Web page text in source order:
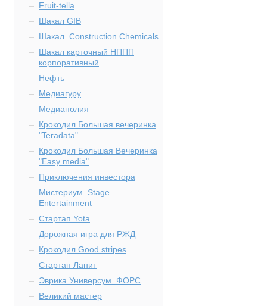
Fruit-tella
Шакал GIB
Шакал. Construction Chemicals
Шакал карточный НППП
корпоративный
Нефть
Медиагуру
Медиаполия
Крокодил Большая вечеринка
"Teradata"
Крокодил Большая Вечеринка
"Easy media"
Приключения инвестора
Мистериум. Stage
Entertainment
Стартап Yota
Дорожная игра для РЖД
Крокодил Good stripes
Стартап Ланит
Эврика Универсум. ФОРС
Великий мастер